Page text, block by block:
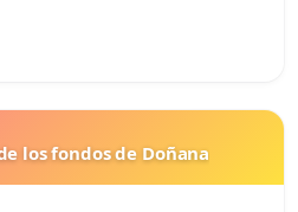
los fondos de Doñana